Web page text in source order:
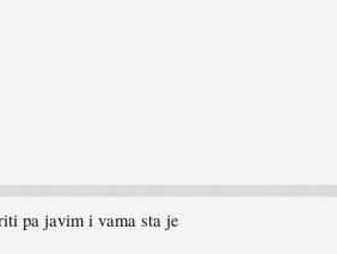
pa javim i vama sta je